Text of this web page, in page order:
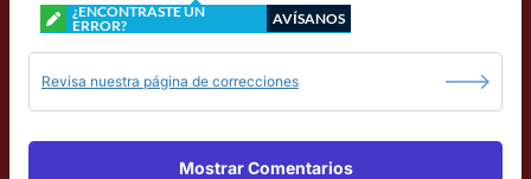
¿ENCONTRASTE UN
ERROR?
AVÍSANOS
Revisa nuestra página de correcciones
Mostrar Comentarios